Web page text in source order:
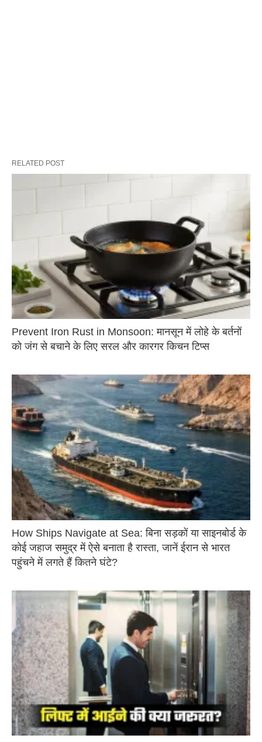
RELATED POST
Prevent Iron Rust in Monsoon: मानसून में लोहे के बर्तनों
को जंग से बचाने के लिए सरल और कारगर किचन टिप्स
How Ships Navigate at Sea: बिना सड़कों या साइनबोर्ड के
कोई जहाज समुद्र में ऐसे बनाता है रास्ता, जानें ईरान से भारत
पहुंचने में लगते हैं कितने घंटे?